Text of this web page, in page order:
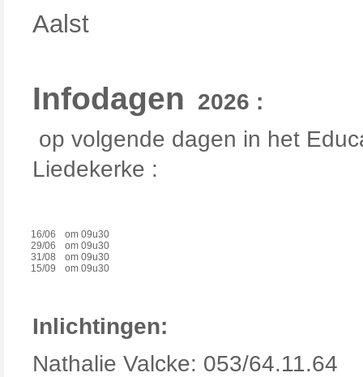
Aalst
Infodagen 2026 :
op volgende dagen in het
Liedekerke :
16/06
om 09u30
29/06
om 09u30
31/08
om 09u30
15/09
om 09u30
Inlichtingen:
Nathalie Valcke: 053/64.11.64